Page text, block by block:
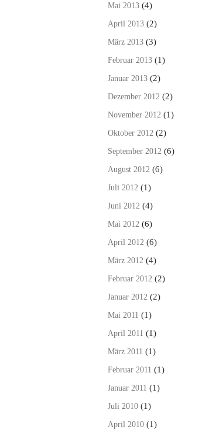
Mai 2013 (4)
April 2013 (2)
März 2013 (3)
Februar 2013 (1)
Januar 2013 (2)
Dezember 2012 (2)
November 2012 (1)
Oktober 2012 (2)
September 2012 (6)
August 2012 (6)
Juli 2012 (1)
Juni 2012 (4)
Mai 2012 (6)
April 2012 (6)
März 2012 (4)
Februar 2012 (2)
Januar 2012 (2)
Mai 2011 (1)
April 2011 (1)
März 2011 (1)
Februar 2011 (1)
Januar 2011 (1)
Juli 2010 (1)
April 2010 (1)